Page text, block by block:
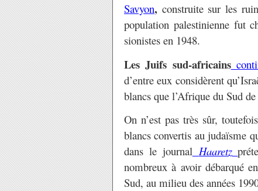
Savyon, construite sur les
population palestinienne fut
sionistes en 1948.
Les Juifs sud-africains
d’entre eux considèrent
blancs que l’Afrique du Sud
On n’est pas très sûr,
blancs convertis au judaïsme
dans le journal Haaretz
nombreux à avoir débarqué
Sud, au milieu des années